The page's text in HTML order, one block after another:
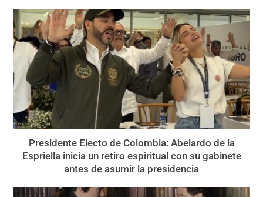
Presidente Electo de Colombia: Abelardo de la
Espriella inicia un retiro espiritual con su gabinete
antes de asumir la presidencia